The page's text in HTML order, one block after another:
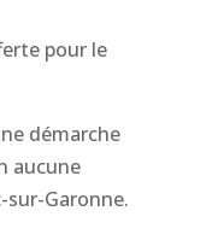
pour le
démarche
aucune
sur-Garonne.